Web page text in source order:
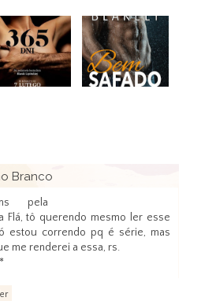
Branco
pela
Flá, tô querendo mesmo ler esse
estou correndo pq é série, mas
me renderei a essa, rs.